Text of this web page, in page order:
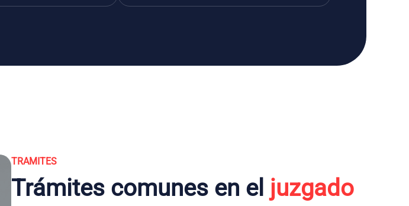
TRAMITES
Trámites comunes en el juzgado